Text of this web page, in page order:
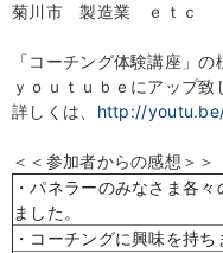
菊川市 製造業 ｅｔｃ
「コーチング体験講座」
ｙｏｕｔｕｂｅにアップ致
詳しくは、 http://
＜＜参加者からの感想＞＞
・パネラーのみなさま各
ました。
・コーチングに興味を持ち